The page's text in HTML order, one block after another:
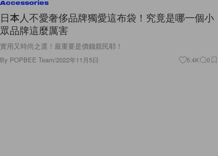
Accessories
日本人不愛奢侈品牌獨愛這布袋！究竟是哪一個小
眾品牌這麼厲害
實用又時尚之選！最重要是價錢親民耶！
By POPBEE Team/2022年11月5日 5.4K 0